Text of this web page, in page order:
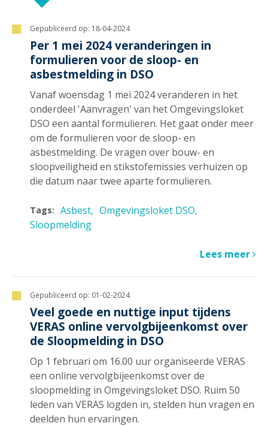
Gepubliceerd op: 18-04-2024
Per 1 mei 2024 veranderingen in
formulieren voor de sloop- en
asbestmelding in DSO
Vanaf woensdag 1 mei 2024 veranderen in het
onderdeel 'Aanvragen' van het Omgevingsloket
DSO een aantal formulieren. Het gaat onder meer
om de formulieren voor de sloop- en
asbestmelding. De vragen over bouw- en
sloopveiligheid en stikstofemissies verhuizen op
die datum naar twee aparte formulieren.
Tags: Asbest
Omgevingsloket DSO
Sloopmelding
Lees meer
Gepubliceerd op: 01-02-2024
Veel goede en nuttige input tijdens
VERAS online vervolgbijeenkomst over
de Sloopmelding in DSO
Op 1 februari om 16.00 uur organiseerde VERAS
een online vervolgbijeenkomst over de
sloopmelding in Omgevingsloket DSO. Ruim 50
leden van VERAS logden in, stelden hun vragen en
deelden hun ervaringen.